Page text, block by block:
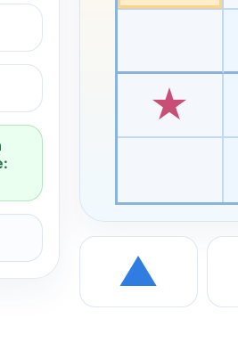
même logique simple 4x4 que le
★
▲